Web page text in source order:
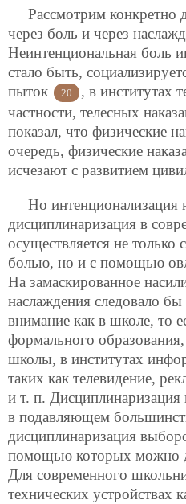
Рассмотрим конкретно
через боль и через
Неинтенциональная боль
стало быть,
пыток
20
, в институтах
частности, телесных
показал, что физические
очередь, физические
исчезают с развитием
Но интенционализация
дисциплинаризация в
осуществляется не
болью, но и с помощью
На замаскированное
наслаждения следовало
внимание как в школе, то
формального
школы, в институтах
таких как телевидение,
и т. п. Дисциплинаризация
в подавляющем
дисциплинаризация
помощью которых можно
Для современного
технических устройствах